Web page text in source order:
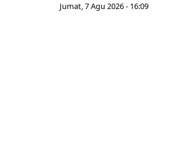
Jumat, 7 Agu 2026 - 16:09